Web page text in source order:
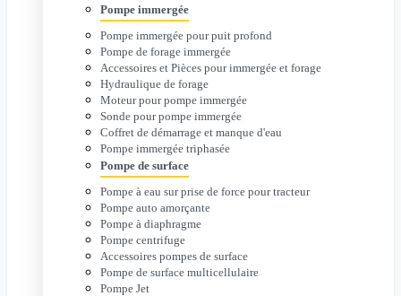
Pompe immergée
Pompe immergée pour puit profond
Pompe de forage immergée
Accessoires et Pièces pour immergée et forage
Hydraulique de forage
Moteur pour pompe immergée
Sonde pour pompe immergée
Coffret de démarrage et manque d'eau
Pompe immergée triphasée
Pompe de surface
Pompe à eau sur prise de force pour tracteur
Pompe auto amorçante
Pompe à diaphragme
Pompe centrifuge
Accessoires pompes de surface
Pompe de surface multicellulaire
Pompe Jet